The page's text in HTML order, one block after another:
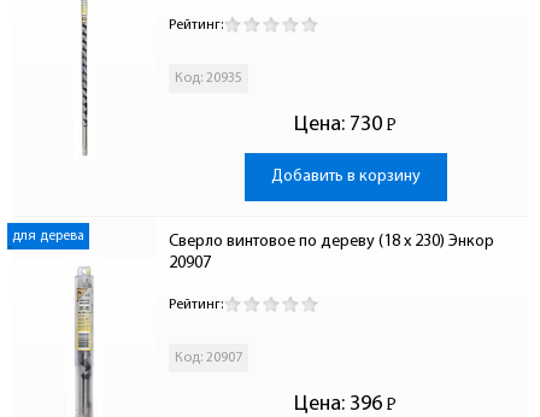
Рейтинг:
Код: 20935
Цена: 730 Р
-
Добавить в корзину
для дерева
Сверло винтовое по дереву (18 x 230) Энкор
20907
Рейтинг:
Код: 20907
Цена: 396 Р
-